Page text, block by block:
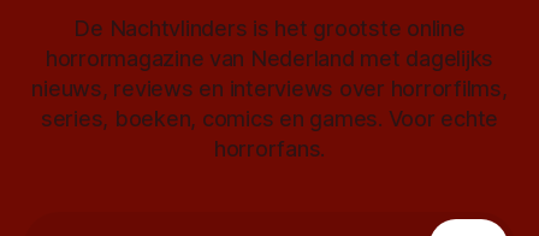
De Nachtvlinders is het grootste online
horrormagazine van Nederland met dagelijks
nieuws, reviews en interviews over horrorfilms,
series, boeken, comics en games. Voor echte
horrorfans.